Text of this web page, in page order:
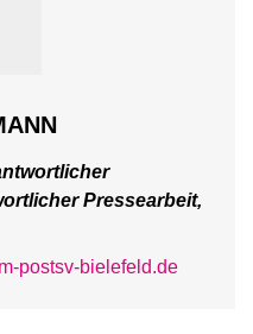
Pressearbeit,
postsv-bielefeld.de